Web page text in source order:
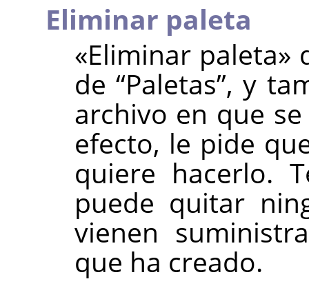
Eliminar paleta
«Eliminar
de “Paletas”, y
archivo en que
efecto, le pide
quiere hacerlo.
puede quitar
vienen
que ha creado.